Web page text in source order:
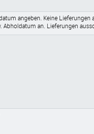
angeben. Keine Lieferungen
an. Lieferungen